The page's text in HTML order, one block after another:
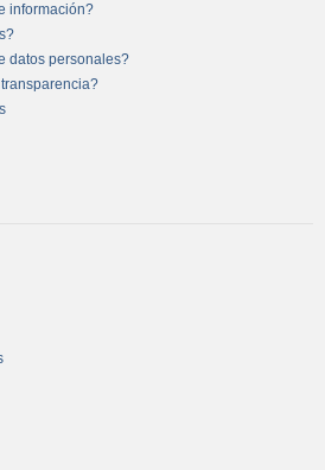
información?
datos personales?